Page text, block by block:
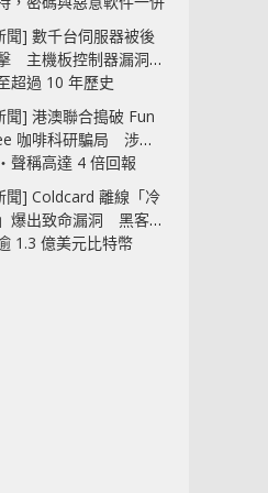
聞] 數千台伺服器被後
主機板控制器漏洞部
超過 10 年歷史
聞] 港澳聯合搗破 Fun
咖啡科研騙局 涉款
聲稱高達 4 倍回報
聞] Coldcard 離線「冷
爆出致命漏洞 黑客已
1.3 億美元比特幣